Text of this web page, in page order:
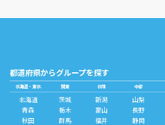
都道府県からグループを探す
北海道・東北
北海道
青森
秋田
関東
茨城
栃木
群馬
北陸
新潟
富山
福井
中部
山梨
長野
静岡